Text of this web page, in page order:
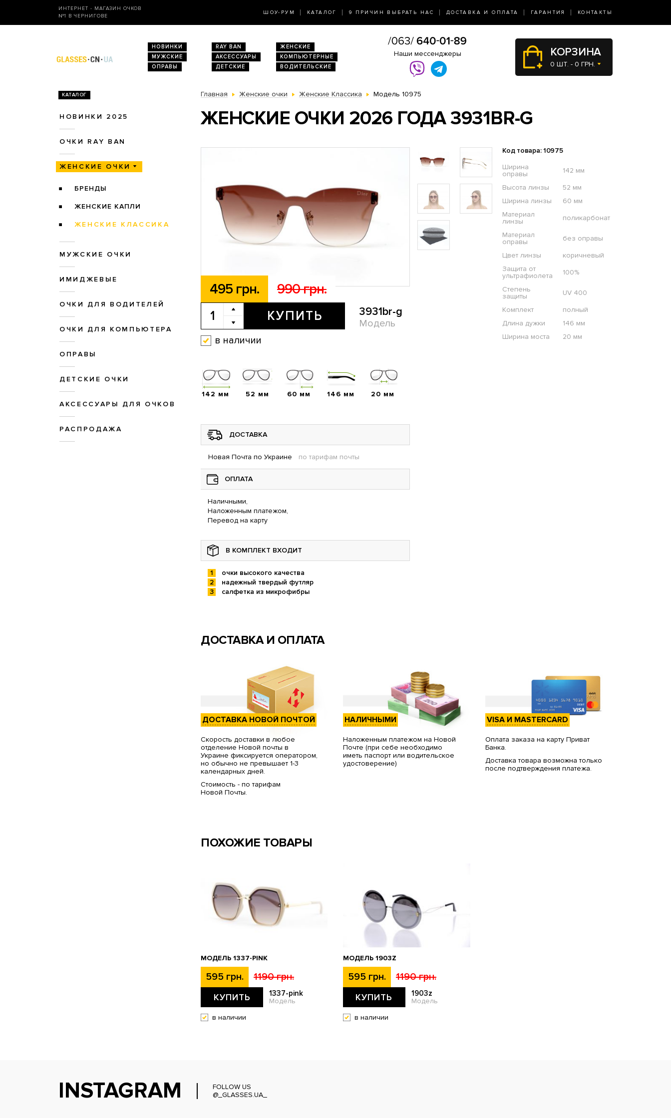
ИНТЕРНЕТ - МАГАЗИН ОЧКОВ
№1 В ЧЕРНИГОВЕ
ШОУ-РУМ КАТАЛОГ 9 ПРИЧИН ВЫБРАТЬ НАС ДОСТАВКА И ОПЛАТА ГАРАНТИЯ КОНТАКТЫ
НОВИНКИ RAY BAN
ЖЕНСКИЕ
МУЖСКИЕ
АКСЕССУАРЫ
КОМПЬЮТЕРНЫЕ
ОПРАВЫ
ДЕТСКИЕ ВОДИТЕЛЬСКИЕ
Наши мессенджеры КОРЗИНА
0 ШТ. - 0 ГРН.
КАТАЛОГ
НОВИНКИ 2025
ОЧКИ RAY BAN
ЖЕНСКИЕ ОЧКИ
БРЕНДЫ
ЖЕНСКИЕ КАПЛИ
ЖЕНСКИЕ КЛАССИКА
МУЖСКИЕ ОЧКИ
ИМИДЖЕВЫЕ
ОЧКИ ДЛЯ ВОДИТЕЛЕЙ
ОЧКИ ДЛЯ КОМПЬЮТЕРА
ОПРАВЫ
ДЕТСКИЕ ОЧКИ
АКСЕССУАРЫ ДЛЯ ОЧКОВ
РАСПРОДАЖА
Главная Женские очки Женские Классика Модель 10975
ЖЕНСКИЕ ОЧКИ 2026 ГОДА 3931BR-G
495 грн. 990 грн.
КУПИТЬ 3931br-g
Модель
в наличии
Код товара: 10975
Ширина
оправы
142 мм
Высота линзы
52 мм
Ширина линзы
60 мм
Материал
линзы
поликарбонат
Материал
оправы
без оправы
Цвет линзы
коричневый
Защита от
ультрафиолета
100%
Степень
защиты
UV 400
Комплект
полный
Длина дужки
146 мм
Ширина моста
20 мм
142 мм 52 мм 60 мм 146 мм 20 мм
ДОСТАВКА
Новая Почта по Украине по тарифам почты
ОПЛАТА
Наличными,
Наложенным платежом,
Перевод на карту
В КОМПЛЕКТ ВХОДИТ
очки высокого качества
надежный твердый футляр
салфетка из микрофибры
ДОСТАВКА И ОПЛАТА
ДОСТАВКА НОВОЙ ПОЧТОЙ
Скорость доставки в любое
отделение Новой почты в
Украине фиксируется оператором,
но обычно не превышает 1-3
календарных дней.
Стоимость - по тарифам
Новой Почты.
НАЛИЧНЫМИ
Наложенным платежом на Новой
Почте (при себе необходимо
иметь паспорт или водительское
удостоверение)
VISA И MASTERCARD
Оплата заказа на карту Приват
Банка.
Доставка товара возможна только
после подтверждения платежа.
ПОХОЖИЕ ТОВАРЫ
МОДЕЛЬ 1337-PINK
595 грн. 1190 грн.
КУПИТЬ 1337-pink
Модель
в наличии
МОДЕЛЬ 1903Z
595 грн. 1190 грн.
КУПИТЬ 1903z
Модель
в наличии
INSTAGRAM
FOLLOW US
@_GLASSES.UA_